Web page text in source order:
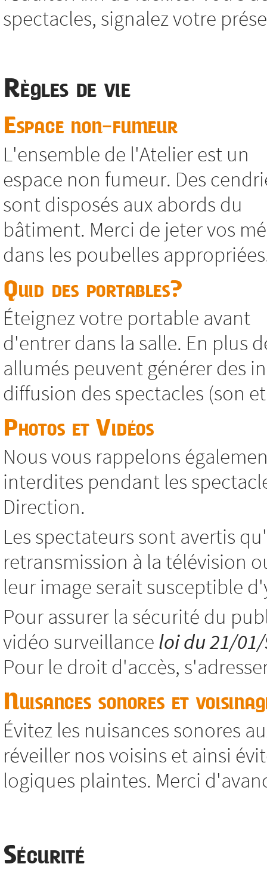
spectacles, signalez votre
Règles de vie
Espace non-fumeur
L'ensemble de l'Atelier est un
espace non fumeur. Des
sont disposés aux abords du
bâtiment. Merci de jeter vos
dans les poubelles
Quid des portables?
Éteignez votre portable avant
d'entrer dans la salle. En plus
allumés peuvent générer des
diffusion des spectacles (son
Photos et Vidéos
Nous vous rappelons
interdites pendant les
Direction.
Les spectateurs sont avertis
retransmission à la télévision
leur image serait susceptible
Pour assurer la sécurité du
vidéo surveillance loi du 21/
Pour le droit d'accès,
Nuisances sonores et
Évitez les nuisances sonores
réveiller nos voisins et ainsi
logiques plaintes. Merci
Sécurité